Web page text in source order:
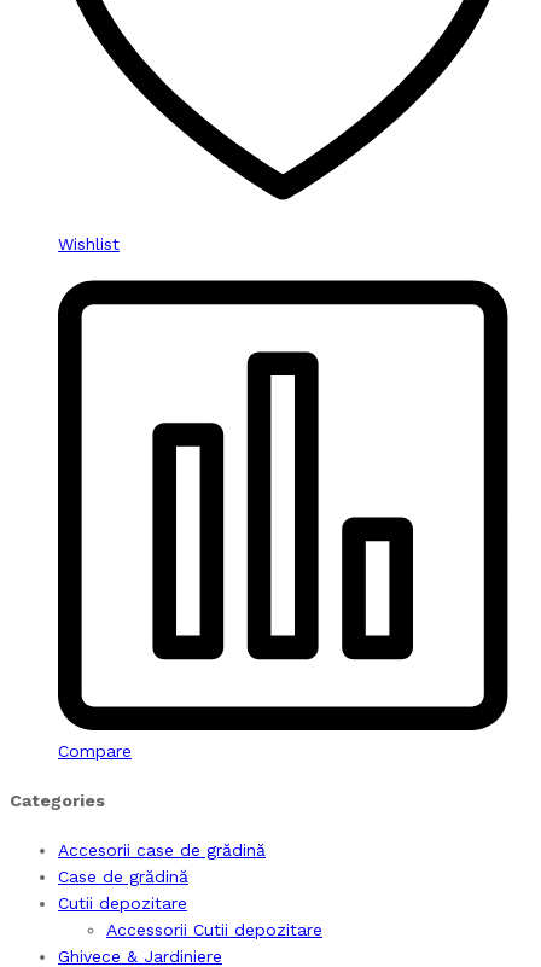
Wishlist
Compare
Categories
Accesorii case de grădină
Case de grădină
Cutii depozitare
Accessorii Cutii depozitare
Ghivece & Jardiniere